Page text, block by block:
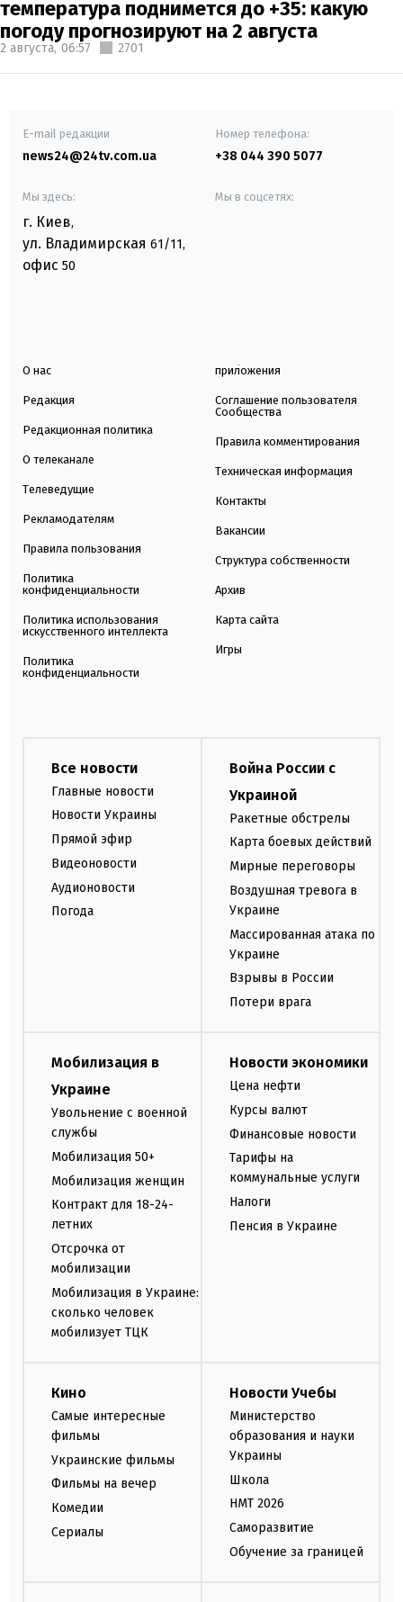
температура поднимется до +35: какую
погоду прогнозируют на 2 августа
2 августа, 06:57 2701
E-mail редакции
news24@24tv.com.ua
Номер телефона:
+38 044 390 5077
Мы здесь:
г. Киев,
ул. Владимирская 61/11,
офис 50
Мы в соцсетях:
О нас
Редакция
Редакционная политика
О телеканале
Телеведущие
Рекламодателям
Правила пользования
Политика
конфиденциальности
Политика использования
искусственного интеллекта
Политика
конфиденциальности
приложения
Соглашение пользователя
Сообщества
Правила комментирования
Техническая информация
Контакты
Вакансии
Структура собственности
Архив
Карта сайта
Игры
Все новости
Главные новости
Новости Украины
Прямой эфир
Видеоновости
Аудионовости
Погода
Война России с
Украиной
Ракетные обстрелы
Карта боевых действий
Мирные переговоры
Воздушная тревога в
Украине
Массированная атака по
Украине
Взрывы в России
Потери врага
Мобилизация в
Украине
Увольнение с военной
службы
Мобилизация 50+
Мобилизация женщин
Контракт для 18-24-
летних
Отсрочка от
мобилизации
Мобилизация в Украине:
сколько человек
мобилизует ТЦК
Новости экономики
Цена нефти
Курсы валют
Финансовые новости
Тарифы на
коммунальные услуги
Налоги
Пенсия в Украине
Кино
Самые интересные
фильмы
Украинские фильмы
Фильмы на вечер
Комедии
Сериалы
Новости Учебы
Министерство
образования и науки
Украины
Школа
НМТ 2026
Саморазвитие
Обучение за границей